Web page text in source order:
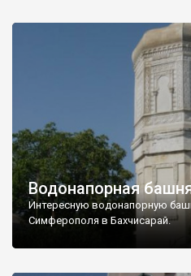
Водонапорная
Интересную водонапорную
Симферополя в Бахчисарай.